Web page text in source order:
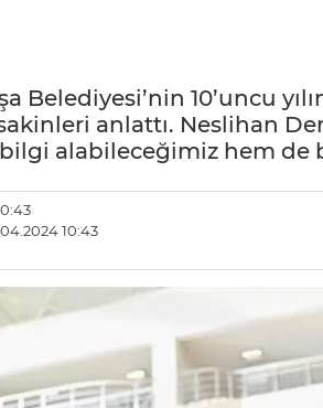
Belediyesi’nin 10’uncu
anlattı. Neslihan
alabileceğimiz hem de
10:43